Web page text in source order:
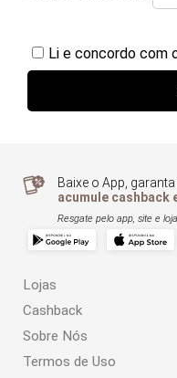
Li e concordo com
Baixe o App,
acumule cashback
Resgate pelo app, site e
Lojas
Cashback
Sobre Nós
Termos de Uso